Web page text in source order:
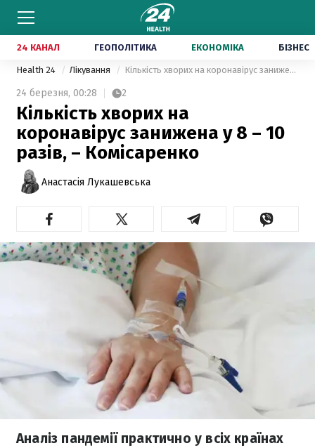
24 КАНАЛ ГЕОПОЛІТИКА ЕКОНОМІКА БІЗНЕС
Health 24 Лікування Кількість хворих на коронавірус занижена у 8 – 10 разів, – Комісаренко
24 березня, 00:28 2
Кількість хворих на
коронавірус занижена у 8 – 10
разів, – Комісаренко
Анастасія Лукашевська
Аналіз пандемії практично у всіх країнах